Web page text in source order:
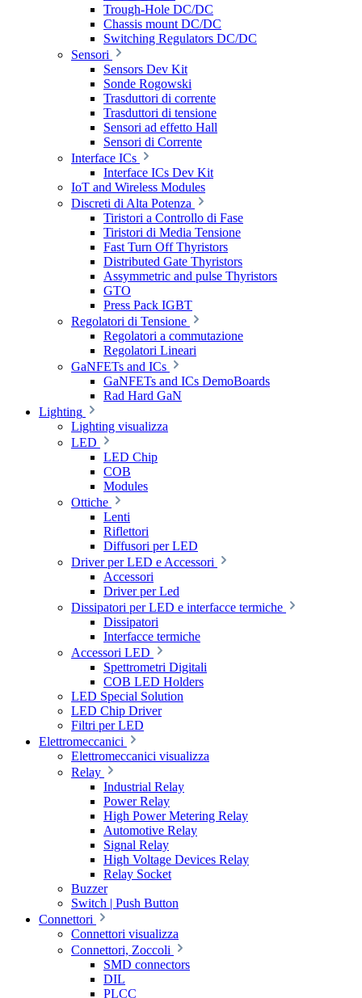
Trough-Hole DC/DC
Chassis mount DC/DC
Switching Regulators DC/DC
Sensori
Sensors Dev Kit
Sonde Rogowski
Trasduttori di corrente
Trasduttori di tensione
Sensori ad effetto Hall
Sensori di Corrente
Interface ICs
Interface ICs Dev Kit
IoT and Wireless Modules
Discreti di Alta Potenza
Tiristori a Controllo di Fase
Tiristori di Media Tensione
Fast Turn Off Thyristors
Distributed Gate Thyristors
Assymmetric and pulse Thyristors
GTO
Press Pack IGBT
Regolatori di Tensione
Regolatori a commutazione
Regolatori Lineari
GaNFETs and ICs
GaNFETs and ICs DemoBoards
Rad Hard GaN
Lighting
Lighting visualizza
LED
LED Chip
COB
Modules
Ottiche
Lenti
Riflettori
Diffusori per LED
Driver per LED e Accessori
Accessori
Driver per Led
Dissipatori per LED e interfacce termiche
Dissipatori
Interfacce termiche
Accessori LED
Spettrometri Digitali
COB LED Holders
LED Special Solution
LED Chip Driver
Filtri per LED
Elettromeccanici
Elettromeccanici visualizza
Relay
Industrial Relay
Power Relay
High Power Metering Relay
Automotive Relay
Signal Relay
High Voltage Devices Relay
Relay Socket
Buzzer
Switch | Push Button
Connettori
Connettori visualizza
Connettori, Zoccoli
SMD connectors
DIL
PLCC